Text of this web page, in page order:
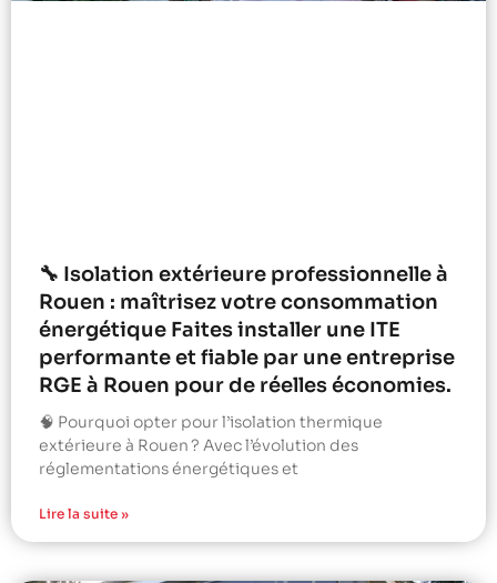
🔧 Isolation extérieure professionnelle à
Rouen : maîtrisez votre consommation
énergétique Faites installer une ITE
performante et fiable par une entreprise
RGE à Rouen pour de réelles économies.
🧠 Pourquoi opter pour l’isolation thermique
extérieure à Rouen ? Avec l’évolution des
réglementations énergétiques et
Lire la suite »